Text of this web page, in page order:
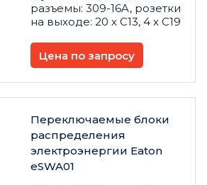
разъемы: 309-16A, розетки
на выходе: 20 х C13, 4 х C19
Цена по запросу
Переключаемые блоки
распределения
электроэнергии Eaton
eSWA01